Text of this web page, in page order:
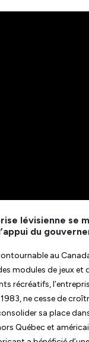
lévisienne se
du
au
modules de jeux et
récréatifs,
ne cesse de
sa place
Québec et